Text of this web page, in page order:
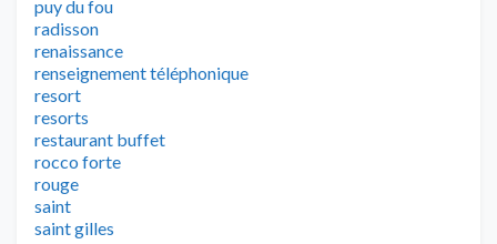
puy du fou
radisson
renaissance
renseignement téléphonique
resort
resorts
restaurant buffet
rocco forte
rouge
saint
saint gilles